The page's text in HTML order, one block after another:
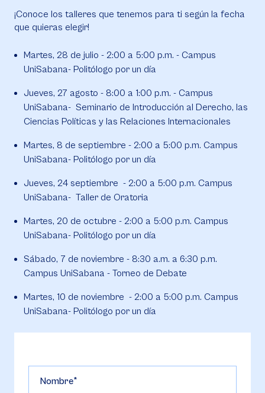
¡Conoce los talleres que tenemos para ti según la fecha
que quieras elegir!
Martes, 28 de julio - 2:00 a 5:00 p.m. - Campus
UniSabana- Politólogo por un día
Jueves, 27 agosto - 8:00 a 1:00 p.m. - Campus
UniSabana- Seminario de Introducción al Derecho, las
Ciencias Políticas y las Relaciones Internacionales
Martes, 8 de septiembre - 2:00 a 5:00 p.m. Campus
UniSabana- Politólogo por un día
Jueves, 24 septiembre - 2:00 a 5:00 p.m. Campus
UniSabana- Taller de Oratoria
Martes, 20 de octubre - 2:00 a 5:00 p.m. Campus
UniSabana- Politólogo por un día
Sábado, 7 de noviembre - 8:30 a.m. a 6:30 p.m.
Campus UniSabana - Torneo de Debate
Martes, 10 de noviembre - 2:00 a 5:00 p.m. Campus
UniSabana- Politólogo por un día
Nombre